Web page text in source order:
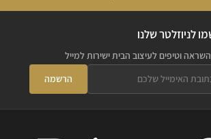
לניוזלטר שלנו
וטיפים לעיצוב הבית ישירות למייל
הרשמה